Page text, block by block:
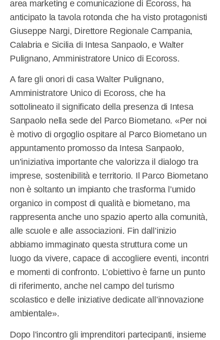
area marketing e comunicazione di Ecoross, ha
anticipato la tavola rotonda che ha visto protagonisti
Giuseppe Nargi, Direttore Regionale Campania,
Calabria e Sicilia di Intesa Sanpaolo, e Walter
Pulignano, Amministratore Unico di Ecoross.
A fare gli onori di casa Walter Pulignano,
Amministratore Unico di Ecoross, che ha
sottolineato il significato della presenza di Intesa
Sanpaolo nella sede del Parco Biometano. «Per noi
è motivo di orgoglio ospitare al Parco Biometano un
appuntamento promosso da Intesa Sanpaolo,
un’iniziativa importante che valorizza il dialogo tra
imprese, sostenibilità e territorio. Il Parco Biometano
non è soltanto un impianto che trasforma l’umido
organico in compost di qualità e biometano, ma
rappresenta anche uno spazio aperto alla comunità,
alle scuole e alle associazioni. Fin dall’inizio
abbiamo immaginato questa struttura come un
luogo da vivere, capace di accogliere eventi, incontri
e momenti di confronto. L’obiettivo è farne un punto
di riferimento, anche nel campo del turismo
scolastico e delle iniziative dedicate all’innovazione
ambientale».
Dopo l’incontro gli imprenditori partecipanti, insieme